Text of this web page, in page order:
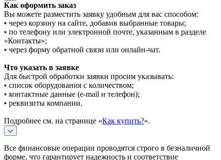
Как оформить заказ
Вы можете разместить заявку удобным для вас способом:
• через корзину на сайте, добавив выбранные товары;
• по телефону или электронной почте, указанным в разделе
«Контакты»;
• через форму обратной связи или онлайн-чат.
Что указать в заявке
Для быстрой обработки заявки просим указывать:
• список оборудования с количеством;
• контактные данные (e-mail и телефон);
• реквизиты компании.
Подробнее см. на странице «Как купить?».
Все финансовые операции проводятся строго в безналичной
форме, что гарантирует надежность и соответствие